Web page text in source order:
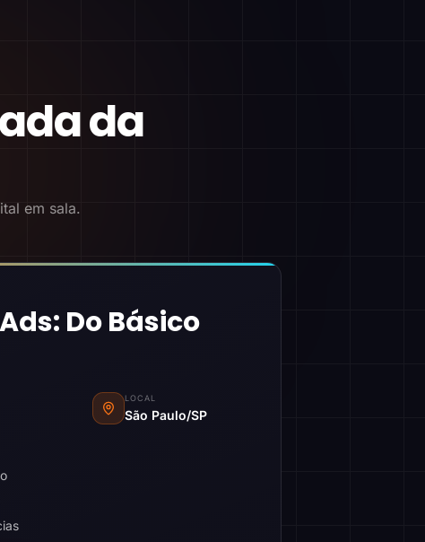
da
em sala.
Do Básico
LOCAL
São Paulo/SP